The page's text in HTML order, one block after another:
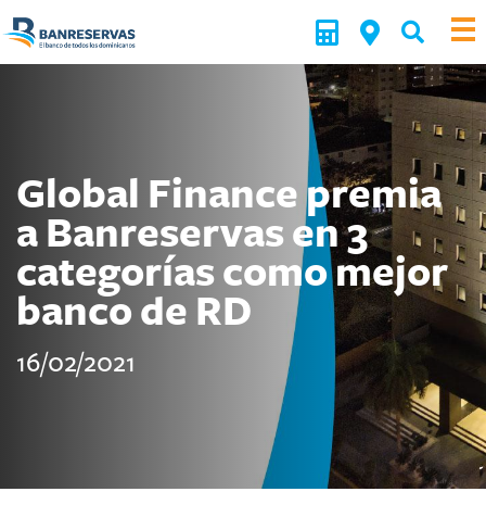
Global Finance premia
a Banreservas en 3
categorías como mejor
banco de RD
16/02/2021